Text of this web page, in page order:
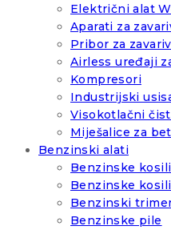
Električni alat
Aparati za
Pribor za
Airless uređaji
Kompresori
Industrijski
Visokotlačni
Miješalice za
Benzinski alati
Benzinske
Benzinske
Benzinski
Benzinske pile